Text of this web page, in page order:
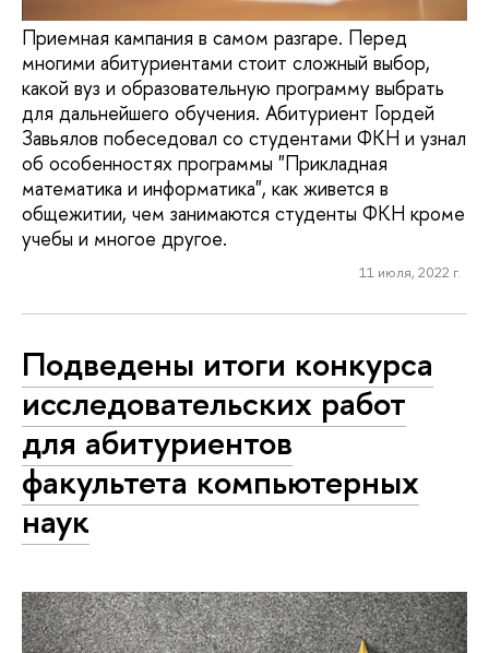
Приемная кампания в самом разгаре. Перед
многими абитуриентами стоит сложный выбор,
какой вуз и образовательную программу выбрать
для дальнейшего обучения. Абитуриент Гордей
Завьялов побеседовал со студентами ФКН и узнал
об особенностях программы "Прикладная
математика и информатика", как живется в
общежитии, чем занимаются студенты ФКН кроме
учебы и многое другое.
11 июля, 2022 г.
Подведены итоги конкурса
исследовательских работ
для абитуриентов
факультета компьютерных
наук